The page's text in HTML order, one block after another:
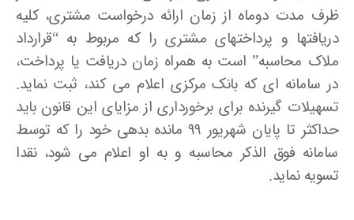
ظرف مدت دوماه از زمان ارائه درخواست مشتری، کلیه
دریافتها و پرداختهای مشتری را که مربوط به “قرارداد
ملاک محاسبه” است به همراه زمان دریافت یا پرداخت،
در سامانه ای که بانک مرکزی اعلام می کند، ثبت نماید.
تسهیلات گیرنده برای برخورداری از مزایای این قانون باید
حداکثر تا پایان شهریور ۹۹ مانده بدهی خود را که توسط
سامانه فوق الذکر محاسبه و به او اعلام می شود، نقدا
تسویه نماید.